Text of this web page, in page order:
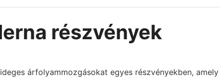
részvények
árfolyammozgásokat egyes részvényekben, amely